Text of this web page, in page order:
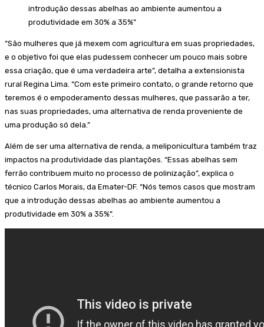
introdução dessas abelhas ao ambiente aumentou a
produtividade em 30% a 35%”
“São mulheres que já mexem com agricultura em suas propriedades,
e o objetivo foi que elas pudessem conhecer um pouco mais sobre
essa criação, que é uma verdadeira arte”, detalha a extensionista
rural Regina Lima. “Com este primeiro contato, o grande retorno que
teremos é o empoderamento dessas mulheres, que passarão a ter,
nas suas propriedades, uma alternativa de renda proveniente de
uma produção só dela.”
Além de ser uma alternativa de renda, a meliponicultura também traz
impactos na produtividade das plantações. “Essas abelhas sem
ferrão contribuem muito no processo de polinização”, explica o
técnico Carlos Morais, da Emater-DF. “Nós temos casos que mostram
que a introdução dessas abelhas ao ambiente aumentou a
produtividade em 30% a 35%”.